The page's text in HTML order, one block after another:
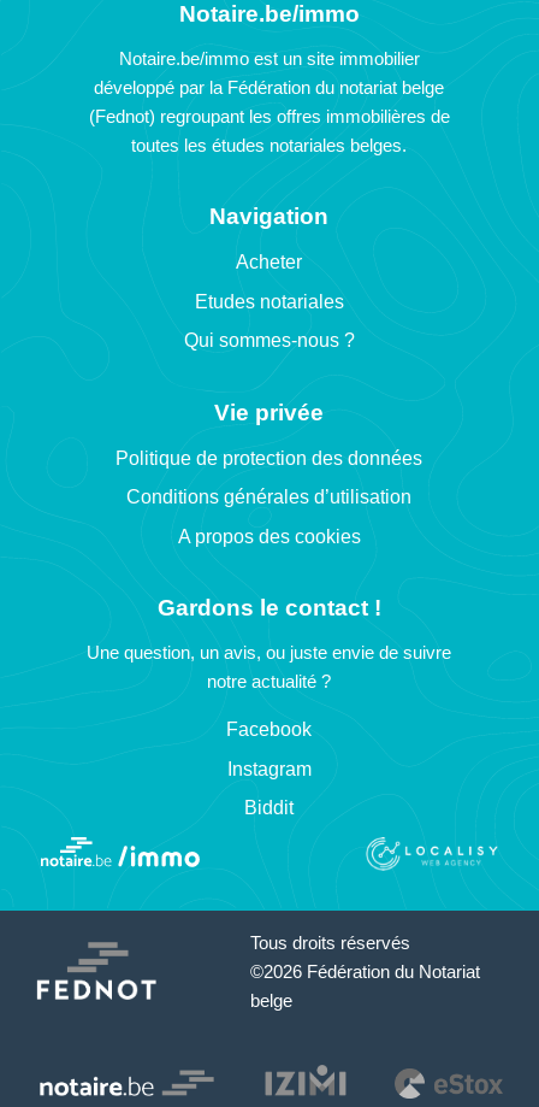
Notaire.be/immo
Notaire.be/immo est un site immobilier
développé par la Fédération du notariat belge
(Fednot) regroupant les offres immobilières de
toutes les études notariales belges.
Navigation
Acheter
Etudes notariales
Qui sommes-nous ?
Vie privée
Politique de protection des données
Conditions générales d’utilisation
A propos des cookies
Gardons le contact !
Une question, un avis, ou juste envie de suivre
notre actualité ?
Facebook
Instagram
Biddit
Tous droits réservés
©2026 Fédération du Notariat
belge